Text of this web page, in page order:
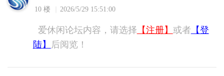
10 楼 2026/5/29 15:51:00
爱休闲论坛内容，请选择 【注册】 或者 【登
陆】
后阅览！